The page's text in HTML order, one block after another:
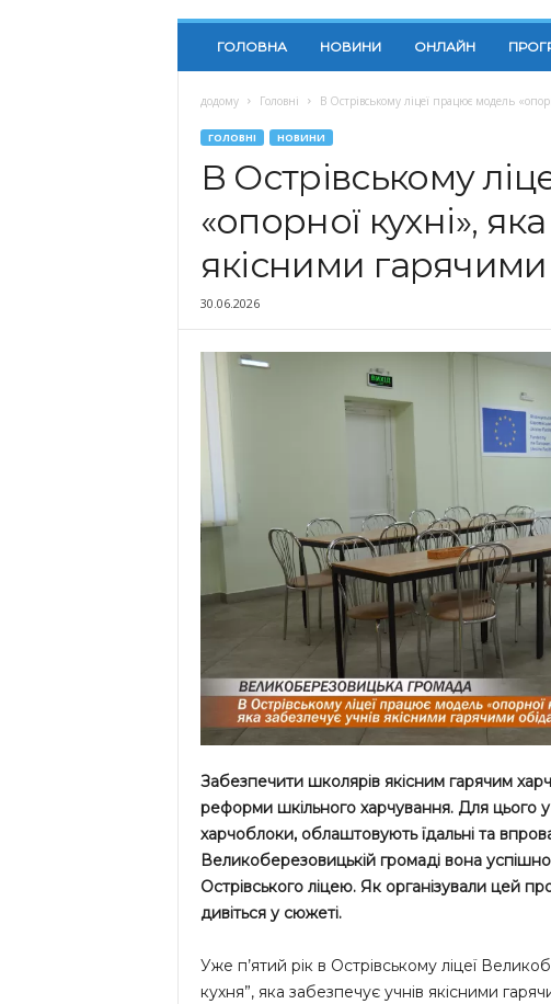
ГОЛОВНА НОВИНИ ОНЛАЙН
додому Головні В Острівському ліцеї працює модель
ГОЛОВНІ НОВИНИ
В Острівському
«опорної кухні»,
якісними
30.06.2026
Забезпечити школярів якісним гарячим
реформи шкільного харчування. Для цього
харчоблоки, облаштовують їдальні та
Великоберезовицькій громаді вона
Острівського ліцею. Як організували цей
дивіться у сюжеті.
Уже п’ятий рік в Острівському ліцеї
кухня”, яка забезпечує учнів якісними